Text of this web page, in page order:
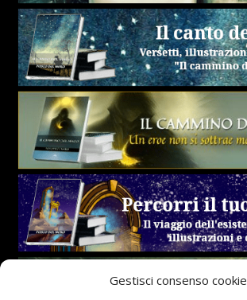
Gestisci consenso cookie